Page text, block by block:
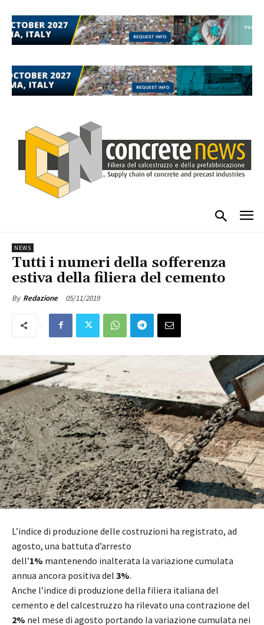
NEWS
Tutti i numeri della sofferenza
estiva della filiera del cemento
By Redazione 05/11/2019
L’indice di produzione delle costruzioni ha registrato, ad
agosto, una battuta d’arresto
dell’1% mantenendo inalterata la variazione cumulata
annua ancora positiva del 3%.
Anche l’indice di produzione della filiera italiana del
cemento e del calcestruzzo ha rilevato una contrazione del
2% nel mese di agosto portando la variazione cumulata nei